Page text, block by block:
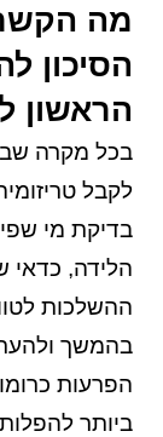
הסיכון
הראשון
בכל מקרה
בדיקת מי
הלידה,
ההשלכות
בהמשך
הפרעות
ביותר